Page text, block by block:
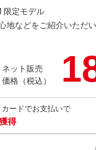
限定モデル
地などをご紹介いただ
ネット販売
価格（税込）
ードでお支払いで
得